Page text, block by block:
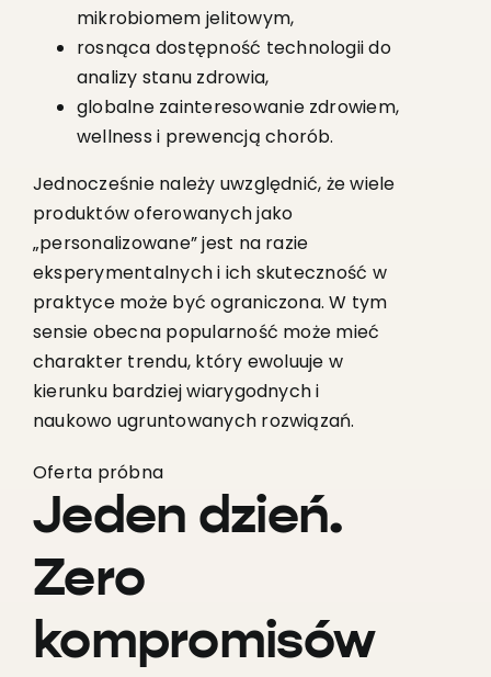
mikrobiomem jelitowym,
rosnąca dostępność technologii do
analizy stanu zdrowia,
globalne zainteresowanie zdrowiem,
wellness i prewencją chorób.
Jednocześnie należy uwzględnić, że wiele
produktów oferowanych jako
„personalizowane” jest na razie
eksperymentalnych i ich skuteczność w
praktyce może być ograniczona. W tym
sensie obecna popularność może mieć
charakter trendu, który ewoluuje w
kierunku bardziej wiarygodnych i
naukowo ugruntowanych rozwiązań.
Oferta próbna
Jeden dzień.
Zero
kompromisów